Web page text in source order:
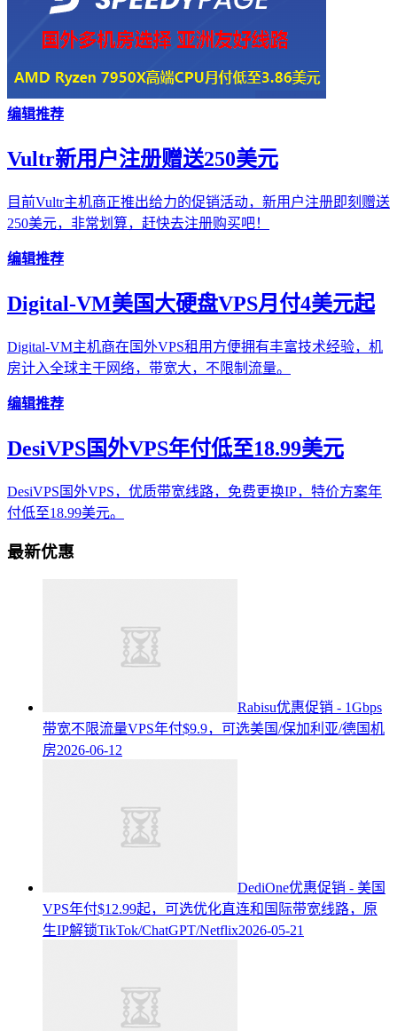
编辑推荐
Vultr新用户注册赠送250美元
目前Vultr主机商正推出给力的促销活动，新用户注册即刻赠送
250美元，非常划算，赶快去注册购买吧！
编辑推荐
Digital-VM美国大硬盘VPS月付4美元起
Digital-VM主机商在国外VPS租用方便拥有丰富技术经验，机
房计入全球主干网络，带宽大，不限制流量。
编辑推荐
DesiVPS国外VPS年付低至18.99美元
DesiVPS国外VPS，优质带宽线路，免费更换IP，特价方案年
付低至18.99美元。
最新优惠
Rabisu优惠促销 - 1Gbps
带宽不限流量VPS年付$9.9，可选美国/保加利亚/德国机
房2026-06-12
DediOne优惠促销 - 美国
VPS年付$12.99起，可选优化直连和国际带宽线路，原
生IP解锁TikTok/ChatGPT/Netflix2026-05-21